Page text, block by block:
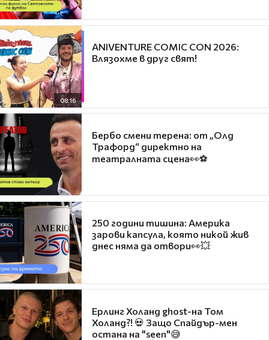
08:16
ANIVENTURE COMIC CON 2026:
Влязохме в друг свят!
Бербо смени терена: от „Олд
Трафорд“ директно на
театралната сцена👀⚽
250 години тишина: Америка
зарови капсула, която никой жив
днес няма да отвори👀💥
Ерлинг Холанд ghost-на Том
Холанд?! 💀 Защо Спайдър-мен
остана на "seen"😅